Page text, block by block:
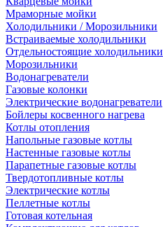
Мраморные мойки
Холодильники / Морозильники
Встраиваемые холодильники
Отдельностоящие холодильники
Морозильники
Водонагреватели
Газовые колонки
Электрические водонагреватели
Бойлеры косвенного нагрева
Котлы отопления
Напольные газовые котлы
Настенные газовые котлы
Парапетные газовые котлы
Твердотопливные котлы
Электрические котлы
Пеллетные котлы
Готовая котельная